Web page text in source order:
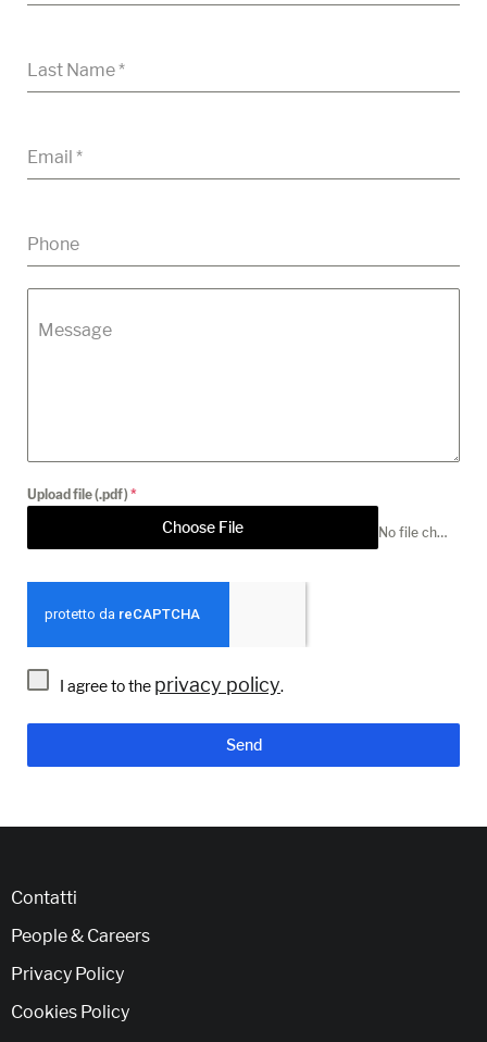
Last Name*
Email *
Phone
Message
Upload file (.pdf) *
Choose File No file chosen
I agree to the privacy policy.
Send
Contatti
People & Careers
Privacy Policy
Cookies Policy